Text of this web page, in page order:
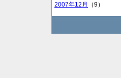
2007年12月
（9）